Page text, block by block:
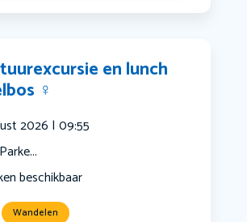
en lunch
‍♀️
2026 | 09:55
beschikbaar
Wandelen